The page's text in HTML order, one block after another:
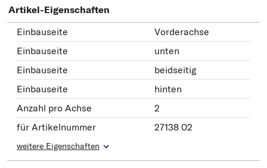
Artikel-Eigenschaften
Einbauseite
Vorderachse
Einbauseite
unten
Einbauseite
beidseitig
Einbauseite
hinten
Anzahl pro Achse
2
für Artikelnummer
27138 02
weitere Eigenschaften